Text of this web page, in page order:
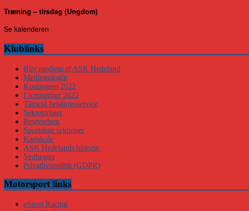
Træning – tirsdag (Ungdom)
Se kalenderen
Klublinks
Bliv medlem af ASK Hedeland
Medlemslogin
Kontingent 2022
Licenspriser 2022
Tilmeld betalingsservice
Sekretariatet
Bestyrelsen
Sportslige sektioner
Kartskole
ASK Hedelands historie
Vedtægter
Privatlivspolitik (GDPR)
Motorsport links
eSport Racing